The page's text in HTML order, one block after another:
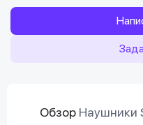
Обзор Наушники